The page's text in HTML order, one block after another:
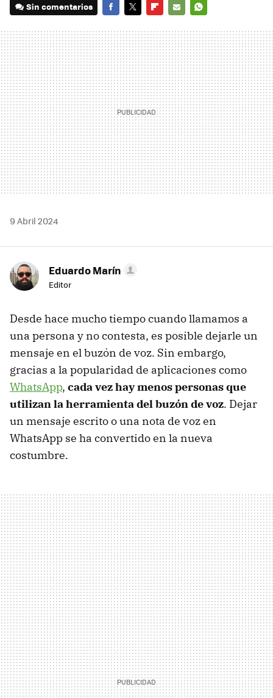
Sin comentarios
MAIL
9 Abril 2024
Eduardo Marín
Editor
Desde hace mucho tiempo cuando llamamos a
una persona y no contesta, es posible dejarle un
mensaje en el buzón de voz. Sin embargo,
gracias a la popularidad de aplicaciones como
WhatsApp, cada vez hay menos personas que
utilizan la herramienta del buzón de voz. Dejar
un mensaje escrito o una nota de voz en
WhatsApp se ha convertido en la nueva
costumbre.